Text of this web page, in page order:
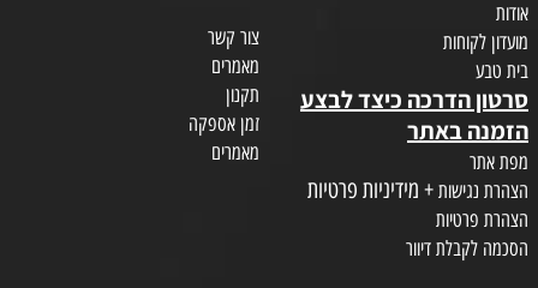
אודות
מועדון לקוחות
בית טבע
סרטון הדרכה כיצד לבצע
הזמנה באתר
מפת אתר
הצהרת נגישות + מידיניות פרטיות
הצהרת פרטיות
הסכמה לקבלת דיוור
צור קשר
מאמרים
תקנון
זמן אספקה
מאמרים